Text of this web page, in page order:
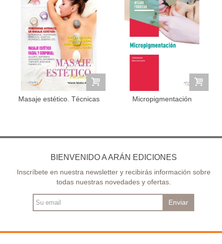
Masaje estético. Técnicas Micropigmentación
BIENVENIDO A ARÁN EDICIONES
Inscríbete en nuestra newsletter y recibirás información sobre
todas nuestras novedades y ofertas.
Enviar